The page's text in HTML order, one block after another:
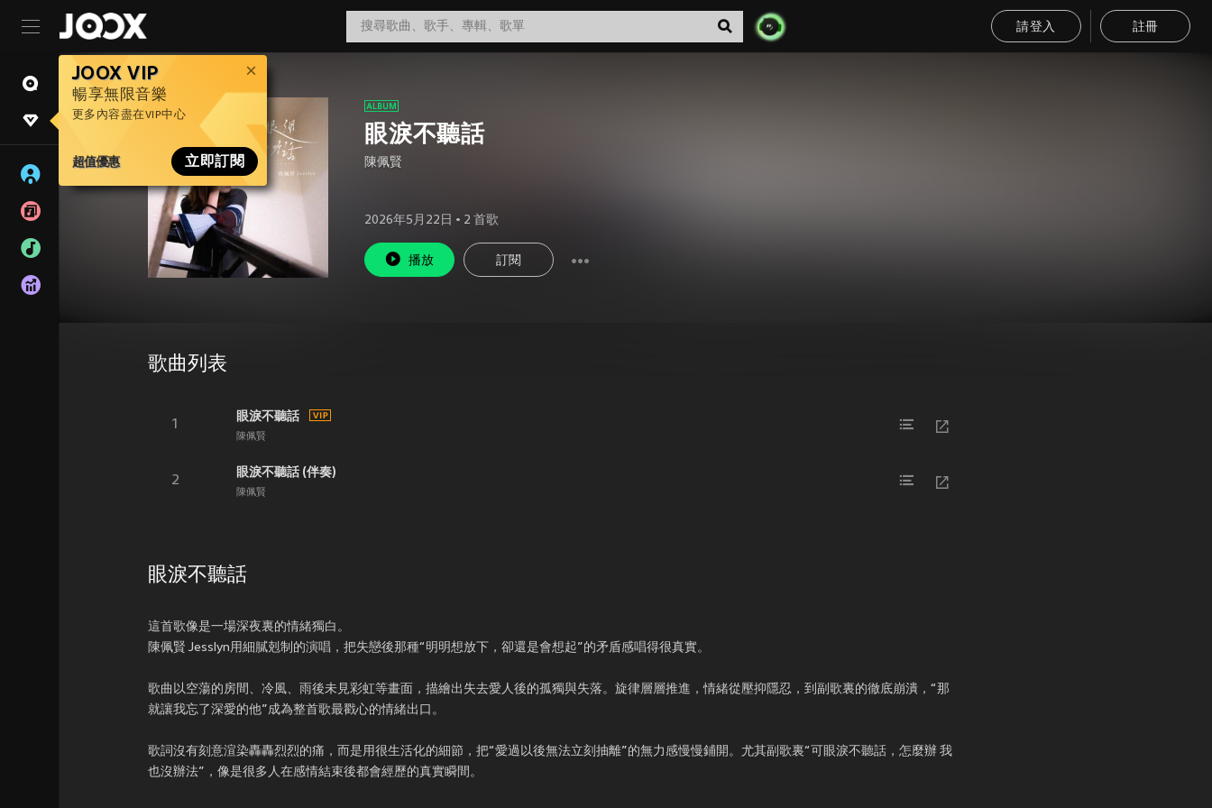
請登入 註冊
JOOX VIP
暢享無限音樂
更多內容盡在VIP中心
超值優惠 立即訂閱
眼淚不聽話
陳佩賢
2026年5月22日 • 2 首歌
播放 訂閱
歌曲列表
1
眼淚不聽話
陳佩賢
2
眼淚不聽話 (伴奏)
陳佩賢
眼淚不聽話
這首歌像是一場深夜裏的情緒獨白。
陳佩賢 Jesslyn用細膩剋制的演唱，把失戀後那種“明明想放下，卻還是會想起”的矛盾感唱得很真實。
歌曲以空蕩的房間、冷風、雨後未見彩虹等畫面，描繪出失去愛人後的孤獨與失落。旋律層層推進，情緒從壓抑隱忍，到副歌裏的徹底崩潰，“那
就讓我忘了深愛的他”成為整首歌最戳心的情緒出口。
歌詞沒有刻意渲染轟轟烈烈的痛，而是用很生活化的細節，把“愛過以後無法立刻抽離”的無力感慢慢鋪開。尤其副歌裏“可眼淚不聽話，怎麼辦 我
也沒辦法”，像是很多人在感情結束後都會經歷的真實瞬間。